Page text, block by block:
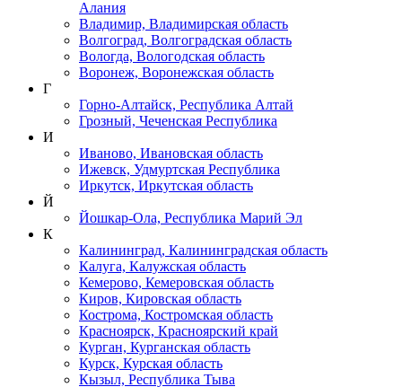
Алания
Владимир, Владимирская область
Волгоград, Волгоградская область
Вологда, Вологодская область
Воронеж, Воронежская область
Г
Горно-Алтайск, Республика Алтай
Грозный, Чеченская Республика
И
Иваново, Ивановская область
Ижевск, Удмуртская Республика
Иркутск, Иркутская область
Й
Йошкар-Ола, Республика Марий Эл
К
Калининград, Калининградская область
Калуга, Калужская область
Кемерово, Кемеровская область
Киров, Кировская область
Кострома, Костромская область
Красноярск, Красноярский край
Курган, Курганская область
Курск, Курская область
Кызыл, Республика Тыва